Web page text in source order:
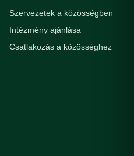
Szervezetek a közösségben
Intézmény ajánlása
Csatlakozás a közösséghez